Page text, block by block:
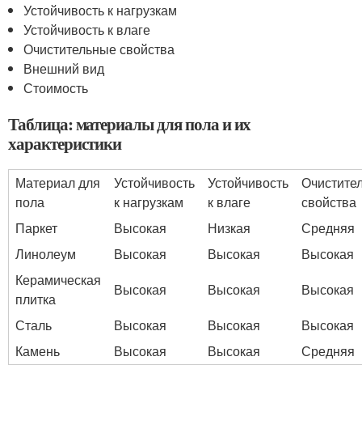
Устойчивость к нагрузкам
Устойчивость к влаге
Очистительные свойства
Внешний вид
Стоимость
Таблица: материалы для пола и их
характеристики
Материал для
пола
Устойчивость
к нагрузкам
Устойчивость
к влаге
свойства
Паркет
Высокая Низкая
Средняя
Линолеум
Высокая Высокая
Высокая
Керамическая
плитка
Высокая Высокая
Высокая
Сталь
Высокая Высокая
Высокая
Камень
Высокая Высокая Средняя